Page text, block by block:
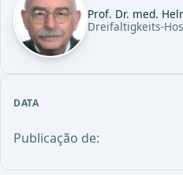
Prof. Dr. med.
Dreifaltigkeits-
DATA
Publicação de: